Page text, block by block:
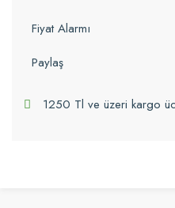
Fiyat Alarmı
Paylaş
1250 Tl ve üzeri kargo